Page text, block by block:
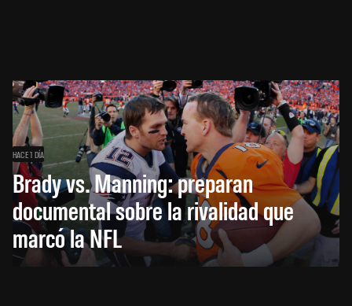
HACE 1 DÍA
Brady vs. Manning: preparan
documental sobre la rivalidad que
marcó la NFL